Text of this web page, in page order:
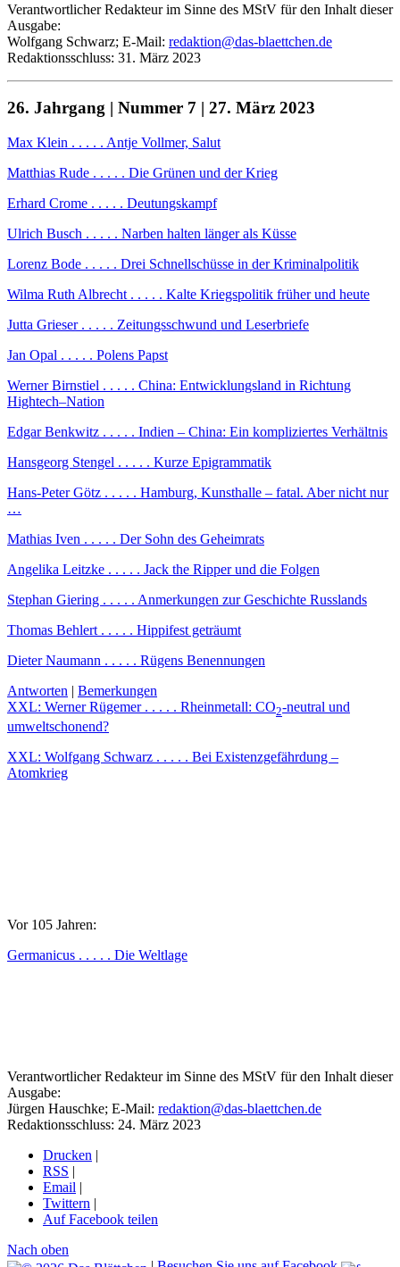
Verantwortlicher Redakteur im Sinne des MStV für den Inhalt dieser
Ausgabe:
Wolfgang Schwarz; E-Mail: redaktion@das-blaettchen.de
Redaktionsschluss: 31. März 2023
26. Jahrgang | Nummer 7 | 27. März 2023
Max Klein . . . . . Antje Vollmer, Salut
Matthias Rude . . . . . Die Grünen und der Krieg
Erhard Crome . . . . . Deutungskampf
Ulrich Busch . . . . . Narben halten länger als Küsse
Lorenz Bode . . . . . Drei Schnellschüsse in der Kriminalpolitik
Wilma Ruth Albrecht . . . . . Kalte Kriegspolitik früher und heute
Jutta Grieser . . . . . Zeitungsschwund und Leserbriefe
Jan Opal . . . . . Polens Papst
Werner Birnstiel . . . . . China: Entwicklungsland in Richtung
Hightech–Nation
Edgar Benkwitz . . . . . Indien – China: Ein kompliziertes Verhältnis
Hansgeorg Stengel . . . . . Kurze Epigrammatik
Hans-Peter Götz . . . . . Hamburg, Kunsthalle – fatal. Aber nicht nur
…
Mathias Iven . . . . . Der Sohn des Geheimrats
Angelika Leitzke . . . . . Jack the Ripper und die Folgen
Stephan Giering . . . . . Anmerkungen zur Geschichte Russlands
Thomas Behlert . . . . . Hippifest geträumt
Dieter Naumann . . . . . Rügens Benennungen
Antworten | Bemerkungen
XXL: Werner Rügemer . . . . . Rheinmetall: CO2-neutral und
umweltschonend?
XXL: Wolfgang Schwarz . . . . . Bei Existenzgefährdung –
Atomkrieg
Vor 105 Jahren:
Germanicus . . . . . Die Weltlage
Verantwortlicher Redakteur im Sinne des MStV für den Inhalt dieser
Ausgabe:
Jürgen Hauschke; E-Mail: redaktion@das-blaettchen.de
Redaktionsschluss: 24. März 2023
Drucken |
RSS |
Email |
Twittern |
Auf Facebook teilen
Nach oben